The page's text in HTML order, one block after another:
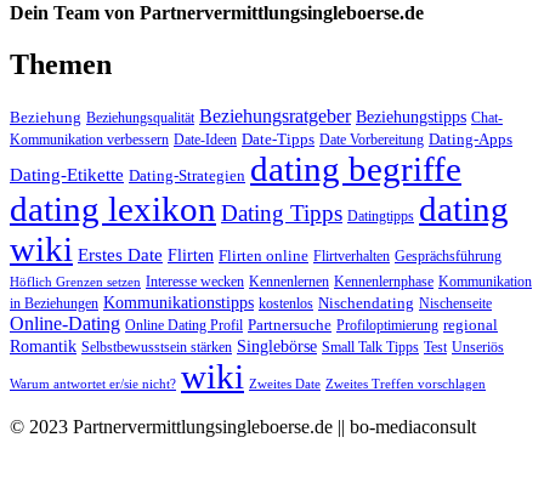
Dein Team von Partnervermittlungsingleboerse.de
Themen
Beziehung Beziehungsqualität Beziehungsratgeber Beziehungstipps Chat-
Kommunikation verbessern Date-Ideen Date-Tipps Date Vorbereitung Dating-Apps
Dating-Etikette Dating-Strategien dating begriffe
dating lexikon Dating Tipps Datingtipps dating
wiki Erstes Date Flirten Flirten online Flirtverhalten Gesprächsführung
Höflich Grenzen setzen Interesse wecken Kennenlernen Kennenlernphase Kommunikation
in Beziehungen Kommunikationstipps kostenlos Nischendating Nischenseite
Online-Dating Online Dating Profil Partnersuche Profiloptimierung regional
Romantik Selbstbewusstsein stärken Singlebörse Small Talk Tipps Test Unseriös
Warum antwortet er/sie nicht? wiki Zweites Date Zweites Treffen vorschlagen
© 2023 Partnervermittlungsingleboerse.de || bo-mediaconsult